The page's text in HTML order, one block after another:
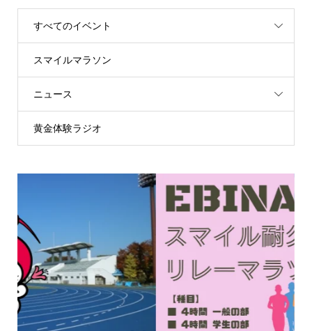
すべてのイベント
スマイルマラソン
ニュース
黄金体験ラジオ